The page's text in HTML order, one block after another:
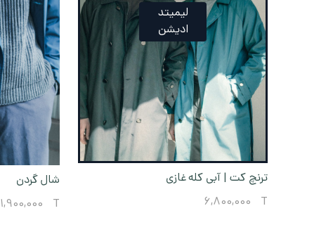
لیمیتد
ادیشن
ترنچ کت | آبی کله غازی
6,800,000
T
شال گردن
1,900,000
T